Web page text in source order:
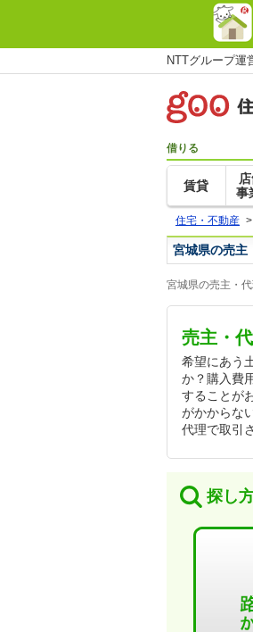
NTTグループ運
借りる
賃貸
事
住宅・不動産 >
宮城県の売主
宮城県の売主・
売主・
希望にあう
か？購入費
することが
がかからな
代理で取引
探し